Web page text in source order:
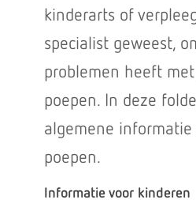
kinderarts of
specialist geweest,
problemen heeft
poepen. In deze
algemene informatie
poepen.
Informatie voor kinderen